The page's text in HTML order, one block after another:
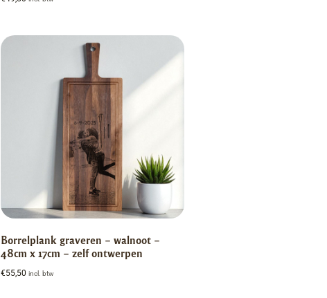
Borrelplank graveren – walnoot –
48cm x 17cm – zelf ontwerpen
€55,50 incl. btw